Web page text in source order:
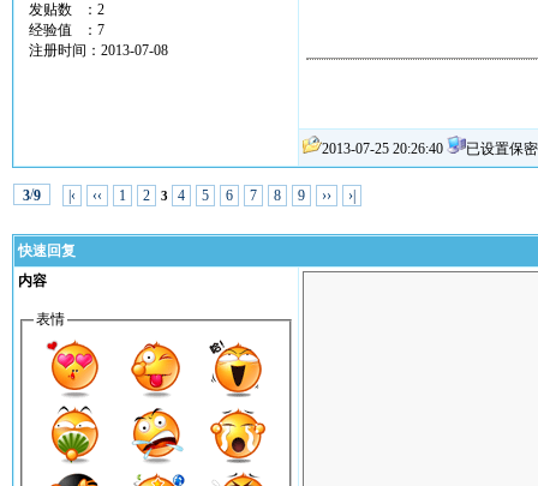
发贴数 ：2
经验值 ：7
注册时间：2013-07-08
2013-07-25 20:26:40 已设置保密
3/9 |‹ ‹‹ 1 2 3 4 5 6 7 8 9 ›› ›|
快速回复
内容
表情